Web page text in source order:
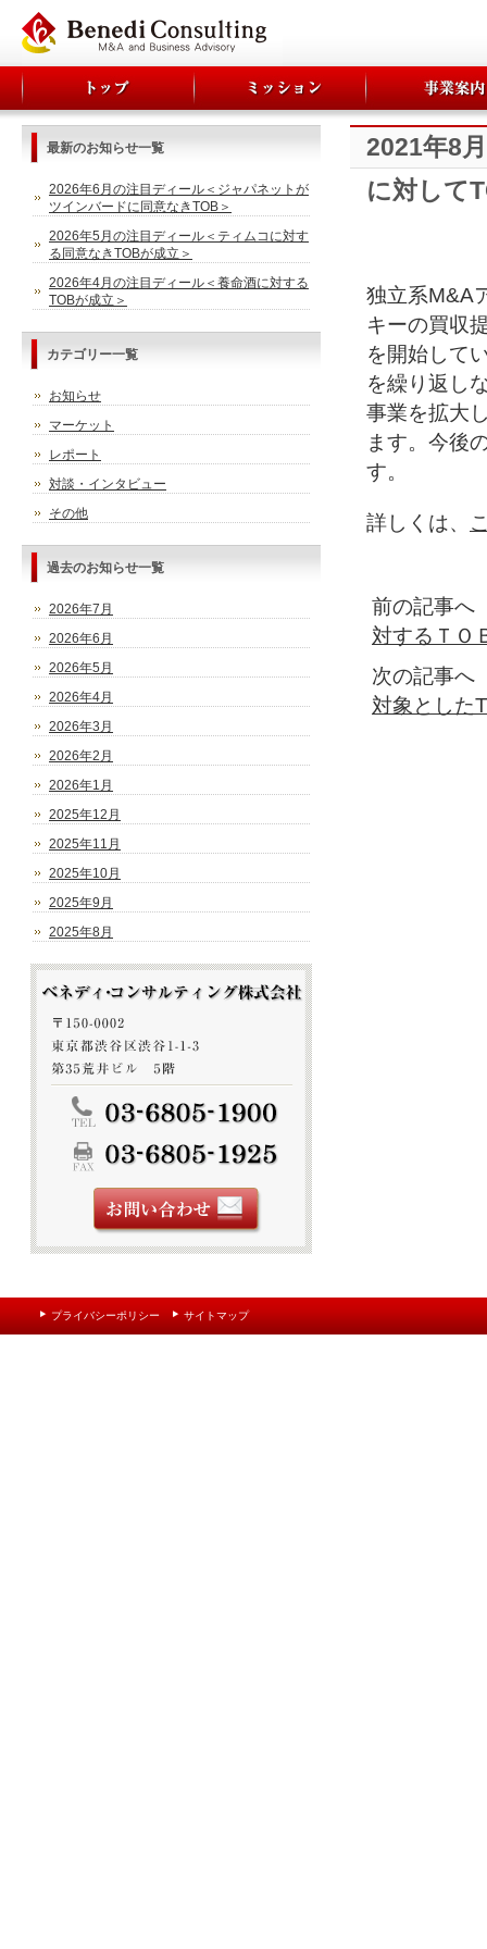
2021年8
に対して
独立系M&A
キーの買収
を開始して
を繰り返し
事業を拡大
ます。今後
す。
詳しくは、
前の記事
対するＴＯ
次の記事
対象とした
最新のお知らせ一覧
2026年6月の注目ディール＜ジャパネットが
ツインバードに同意なきTOB＞
2026年5月の注目ディール＜ティムコに対す
る同意なきTOBが成立＞
2026年4月の注目ディール＜養命酒に対する
TOBが成立＞
カテゴリー一覧
お知らせ
マーケット
レポート
対談・インタビュー
その他
過去のお知らせ一覧
2026年7月
2026年6月
2026年5月
2026年4月
2026年3月
2026年2月
2026年1月
2025年12月
2025年11月
2025年10月
2025年9月
2025年8月
プライバシーポリシー サイトマップ